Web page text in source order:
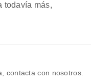
todavía más,
contacta con nosotros.